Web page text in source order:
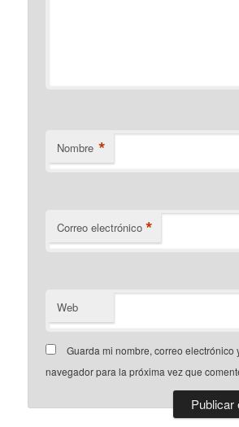
Nombre *
Correo electrónico *
Web
Guarda mi nombre, correo electrónico
navegador para la próxima vez que